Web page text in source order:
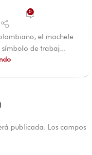
0
el machete
símbolo de trabaj...
publicada. Los campos